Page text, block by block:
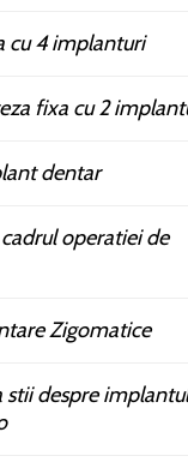
cu 4 implanturi
fixa cu 2
dentar
operatiei de
Zigomatice
stii despre implantul